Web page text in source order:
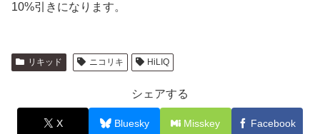
10%引きになります。
リキッド ニコリキ HiLIQ
シェアする
X Bluesky Misskey Facebook